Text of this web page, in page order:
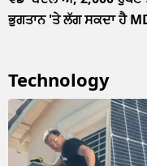
ਭੁਗਤਾਨ 'ਤੇ ਲੱਗ ਸਕਦਾ ਹੈ
Technology